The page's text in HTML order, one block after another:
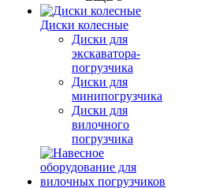
Диски колесные
Диски для
экскаватора-
погрузчика
Диски для
минипогрузчика
Диски для
вилочного
погрузчика